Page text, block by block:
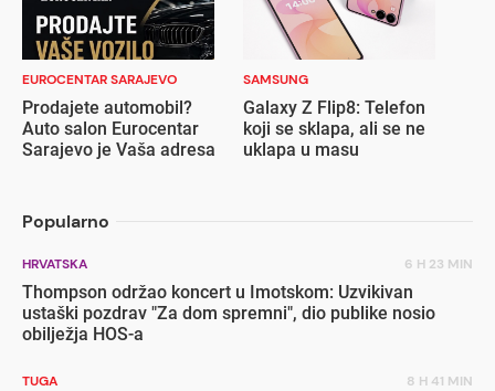
EUROCENTAR SARAJEVO
Prodajete automobil?
Auto salon Eurocentar
Sarajevo je Vaša adresa
SAMSUNG
Galaxy Z Flip8: Telefon
koji se sklapa, ali se ne
uklapa u masu
Popularno
HRVATSKA 6 H 23 MIN
Thompson održao koncert u Imotskom: Uzvikivan
ustaški pozdrav "Za dom spremni", dio publike nosio
obilježja HOS-a
TUGA 8 H 41 MIN